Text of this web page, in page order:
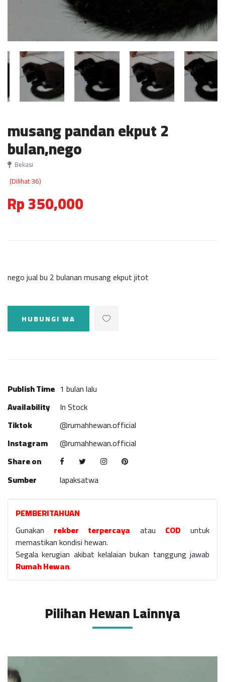
musang pandan ekput 2
bulan,nego
Bekasi
(Dilihat 36)
Rp 350,000
nego jual bu 2 bulanan musang ekput jitot
HUBUNGI WA
Publish Time 1 bulan lalu
Availability
In Stock
Tiktok
@rumahhewan.official
Instagram
@rumahhewan.official
Share on
Sumber
lapaksatwa
PEMBERITAHUAN
Gunakan rekber terpercaya atau COD untuk
memastikan kondisi hewan.
Segala kerugian akibat kelalaian bukan tanggung jawab
Rumah Hewan.
Pilihan Hewan Lainnya